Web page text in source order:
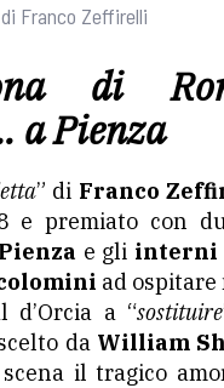
Franco Zeffirelli
di
a Pienza
” di Franco
e premiato con
Pienza e gli interni
ad ospitare
d’Orcia a “sostituire
da William
il tragico